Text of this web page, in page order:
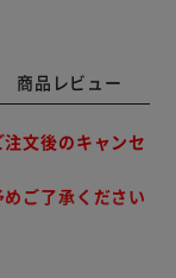
商品レビュー
文後のキャンセ
ご了承ください